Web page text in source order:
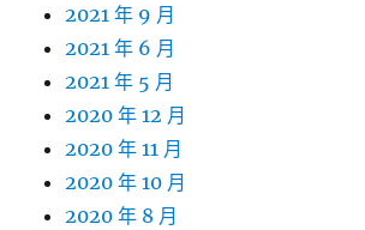
2021 年 9 月
2021 年 6 月
2021 年 5 月
2020 年 12 月
2020 年 11 月
2020 年 10 月
2020 年 8 月